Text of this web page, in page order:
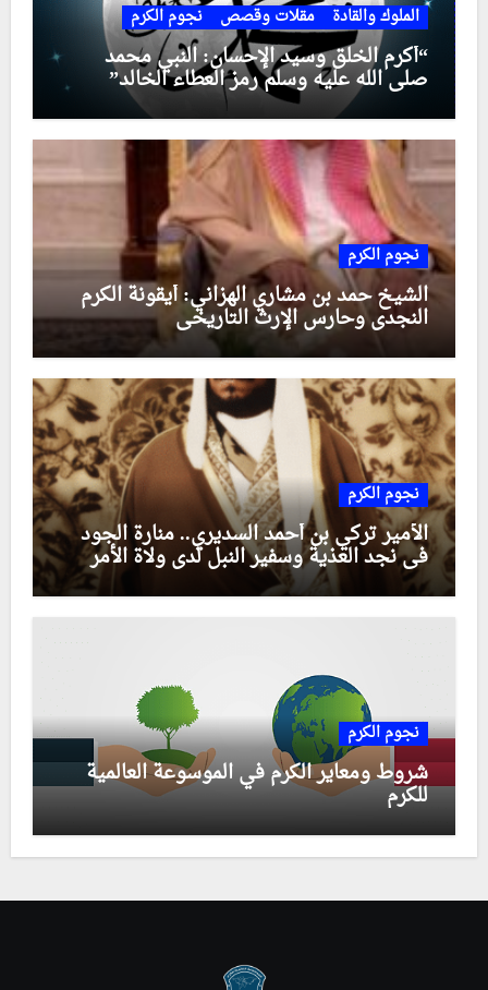
الملوك والقادة مقلات وقصص نجوم الكرم
“أكرم الخلق وسيد الإحسان: النبي محمد
صلى الله عليه وسلم رمز العطاء الخالد”
نجوم الكرم
الشيخ حمد بن مشاري الهزاني: أيقونة الكرم
النجدي وحارس الإرث التاريخي
نجوم الكرم
الأمير تركي بن أحمد السديري.. منارة الجود
في نجد العذية وسفير النبل لدى ولاة الأمر
نجوم الكرم
شروط ومعاير الكرم في الموسوعة العالمية
للكرم